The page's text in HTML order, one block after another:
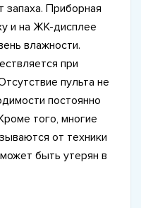
запаха. Приборная
и на ЖК-дисплее
влажности.
при
пульта не
постоянно
того, многие
от техники
быть утерян в